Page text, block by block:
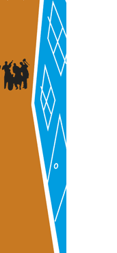
moduari
zure lehentasunak
ken dezakezu
cookie-
eta
teknologiaz
teknologia hori
diguzu. Gehiago